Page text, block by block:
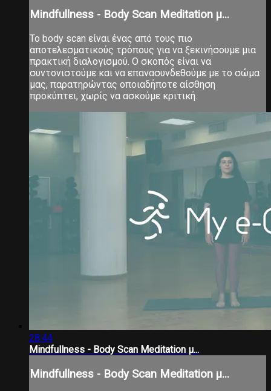
Mindfullness - Body Scan Meditation μ...
Το body scan είναι ένας από τους πιο
αποτελεσματικούς τρόπους για να ξεκινήσουμε μια
πρακτική διαλογισμού. Ο σκοπός είναι να
συντονιστούμε και να επανασυνδεθούμε με το σώμα
μας, παρατηρώντας οποιαδήποτε αίσθηση
προκύπτει, χωρίς να ασκούμε κριτική.
28:44
Mindfullness - Body Scan Meditation μ...
Mindfullness - Body Scan Meditation μ...